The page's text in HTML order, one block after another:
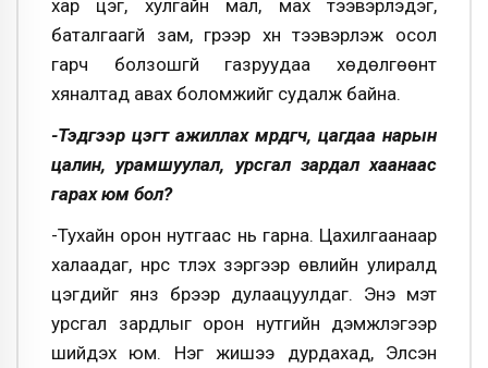
хар цэг, хулгайн мал, мах тээвэрлэдэг,
баталгаагүй зам, гүүрээр хүн тээвэрлэж осол
гарч болзошгүй газруудаа хөдөлгөөнт
хяналтад авах боломжийг судалж байна.
-Тэдгээр цэгт ажиллах мөрдөгч, цагдаа нарын
цалин, урамшуулал, урсгал зардал хаанаас
гарах юм бол?
-Тухайн орон нутгаас нь гарна. Цахилгаанаар
халаадаг, нүүрс түлэх зэргээр өвлийн улиралд
цэгүүдийг янз бүрээр дулаацуулдаг. Энэ мэт
урсгал зардлыг орон нутгийн дэмжлэгээр
шийдэх юм. Нэг жишээ дурдахад, Элсэн